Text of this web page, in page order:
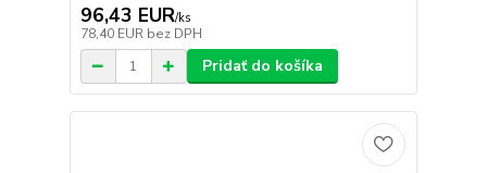
96,43 EUR/ks
78,40 EUR bez DPH
Pridať do košíka